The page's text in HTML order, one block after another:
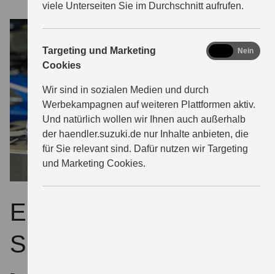
viele Unterseiten Sie im Durchschnitt aufrufen.
Targeting und Marketing
Cookies
Wir sind in sozialen Medien und durch
Werbekampagnen auf weiteren Plattformen aktiv.
Und natürlich wollen wir Ihnen auch außerhalb
der haendler.suzuki.de nur Inhalte anbieten, die
für Sie relevant sind. Dafür nutzen wir Targeting
und Marketing Cookies.
marketing
Nein
ECSTAR – extra für
Suzuki